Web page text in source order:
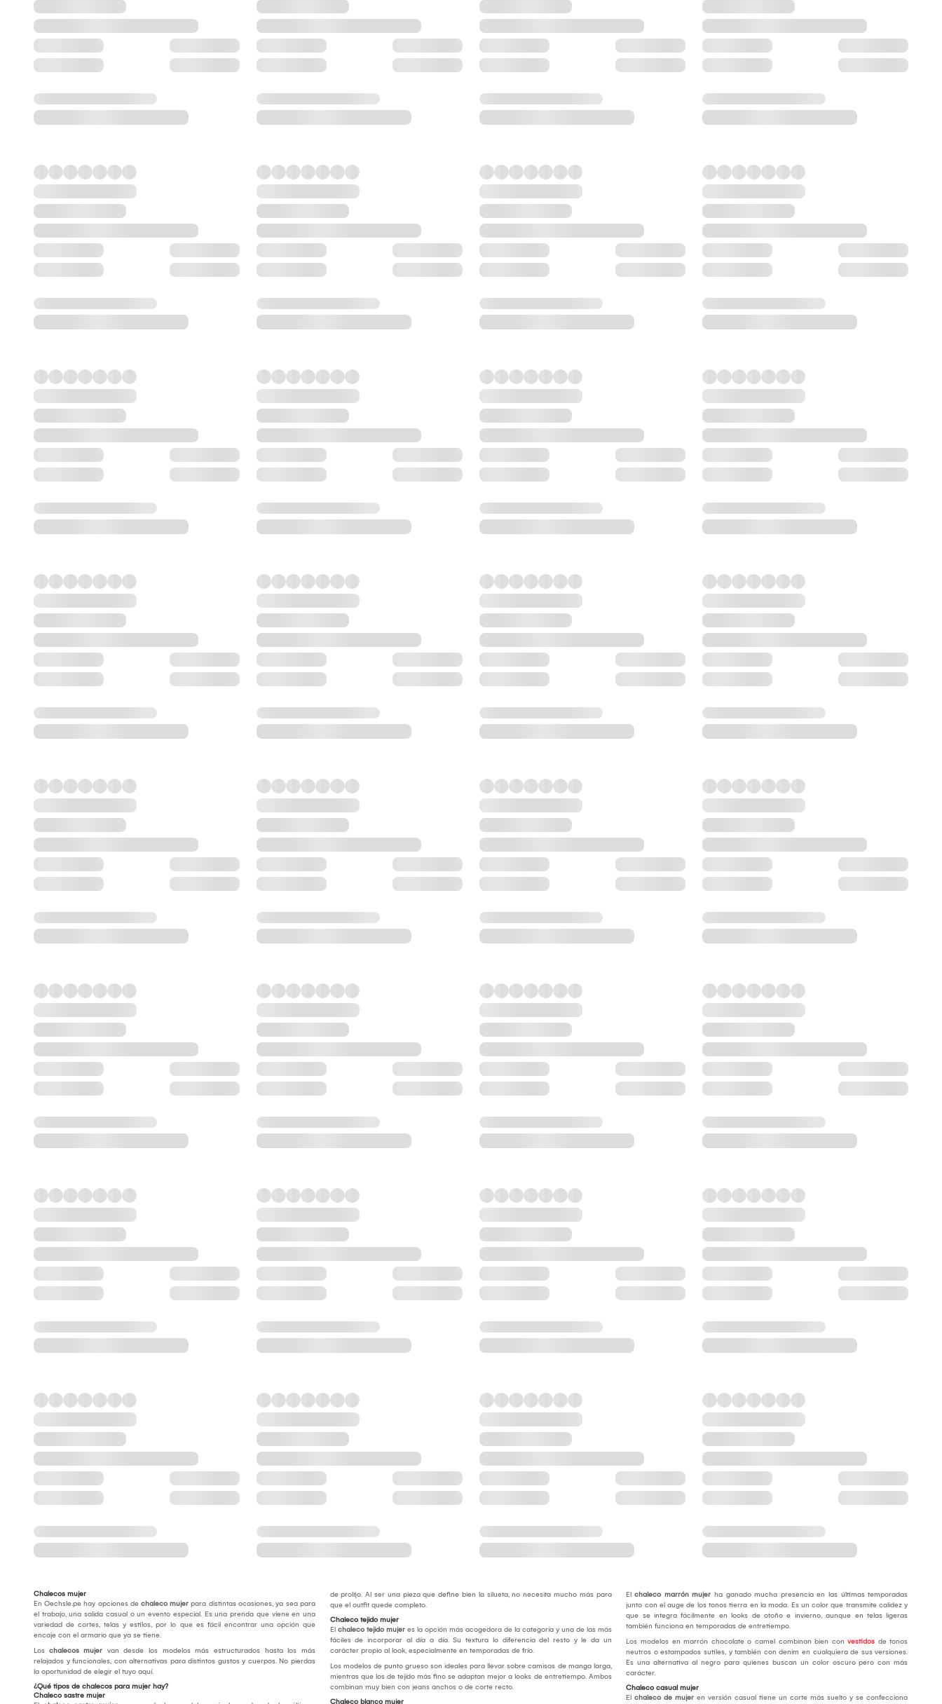
Chalecos mujer
En Oechsle.pe hay opciones de chaleco mujer para distintas ocasiones, ya sea para
el trabajo, una salida casual o un evento especial. Es una prenda que viene en una
variedad de cortes, telas y estilos, por lo que es fácil encontrar una opción que
encaje con el armario que ya se tiene.
Los chalecos mujer van desde los modelos más estructurados hasta los más
relajados y funcionales, con alternativas para distintos gustos y cuerpos. No pierdas
la oportunidad de elegir el tuyo aquí.
¿Qué tipos de chalecos para mujer hay?
Chaleco sastre mujer
de prolijo. Al ser una pieza que define bien la silueta, no necesita mucho más para
que el outfit quede completo.
Chaleco tejido mujer
El chaleco tejido mujeres la opción más acogedora de la categoría y una de las más
fáciles de incorporar al día a día. Su textura lo diferencia del resto y le da un
carácter propio al look, especialmente en temporadas de frío.
Los modelos de punto grueso son ideales para llevar sobre camisas de manga larga,
mientras que los de tejido más fino se adaptan mejor a looks de entretiempo. Ambos
combinan muy bien con jeans anchos o de corte recto.
Chaleco blanco mujer
Elchaleco marrón mujer ha ganado mucha presencia en las últimas temporadas
junto con el auge de los tonos tierra en la moda. Es un color que transmite calidez y
que se integra fácilmente en looks de otoño e invierno, aunque en telas ligeras
también funciona en temporadas de entretiempo.
Los modelos en marrón chocolate o camel combinan bien convestidos de tonos
neutros o estampados sutiles, y también con denim en cualquiera de sus versiones.
Es una alternativa al negro para quienes buscan un color oscuro pero con más
carácter.
Chaleco casual mujer
Elchaleco de mujer en versión casual tiene un corte más suelto y se confecciona